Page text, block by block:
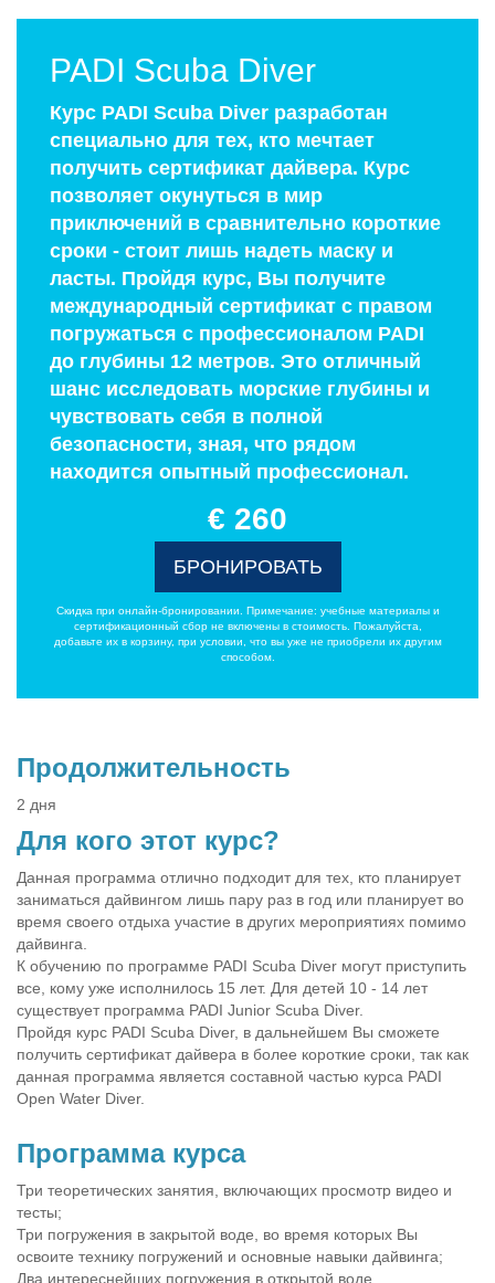
PADI Scuba Diver
Курс PADI Scuba Diver разработан
специально для тех, кто мечтает
получить сертификат дайвера. Курс
позволяет окунуться в мир
приключений в сравнительно короткие
сроки - стоит лишь надеть маску и
ласты. Пройдя курс, Вы получите
международный сертификат с правом
погружаться с профессионалом PADI
до глубины 12 метров. Это отличный
шанс исследовать морские глубины и
чувствовать себя в полной
безопасности, зная, что рядом
находится опытный профессионал.
€ 260
БРОНИРОВАТЬ
Скидка при онлайн-бронировании. Примечание: учебные материалы и
сертификационный сбор не включены в стоимость. Пожалуйста,
добавьте их в корзину, при условии, что вы уже не приобрели их другим
способом.
Продолжительность
2 дня
Для кого этот курс?
Данная программа отлично подходит для тех, кто планирует
заниматься дайвингом лишь пару раз в год или планирует во
время своего отдыха участие в других мероприятиях помимо
дайвинга.
К обучению по программе PADI Scuba Diver могут приступить
все, кому уже исполнилось 15 лет. Для детей 10 - 14 лет
существует программа PADI Junior Scuba Diver.
Пройдя курс PADI Scuba Diver, в дальнейшем Вы сможете
получить сертификат дайвера в более короткие сроки, так как
данная программа является составной частью курса PADI
Open Water Diver.
Программа курса
Три теоретических занятия, включающих просмотр видео и
тесты;
Три погружения в закрытой воде, во время которых Вы
освоите технику погружений и основные навыки дайвинга;
Два интереснейших погружения в открытой воде.